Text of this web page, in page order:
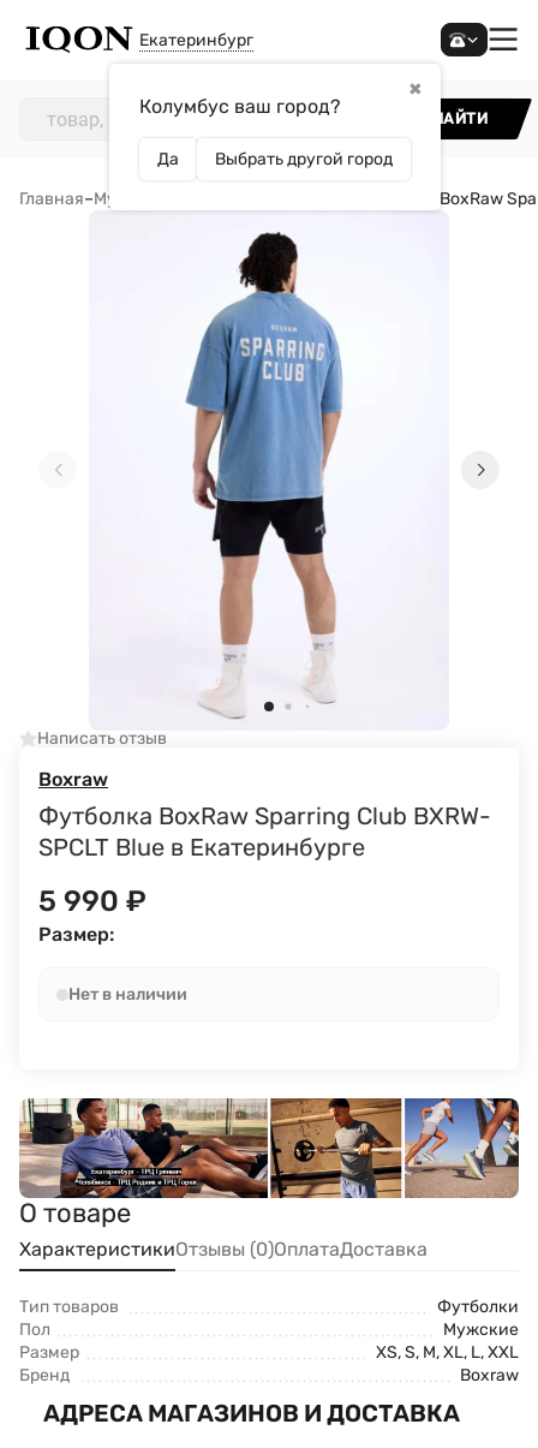
Екатеринбург
✖
Колумбус ваш город?
Да Выбрать другой город
НАЙТИ
Главная–Мужчинам Футболка BoxRaw
Написать отзыв
Boxraw
Футболка BoxRaw Sparring Club BXRW-
SPCLT Blue в Екатеринбурге
5 990 ₽
Размер:
Нет в наличии
О товаре
ХарактеристикиОтзывы (0)ОплатаДоставка
Тип товаров
Футболки
Пол
Мужские
Размер
XS, S, M, XL, L, XXL
Бренд
Boxraw
АДРЕСА МАГАЗИНОВ И ДОСТАВКА